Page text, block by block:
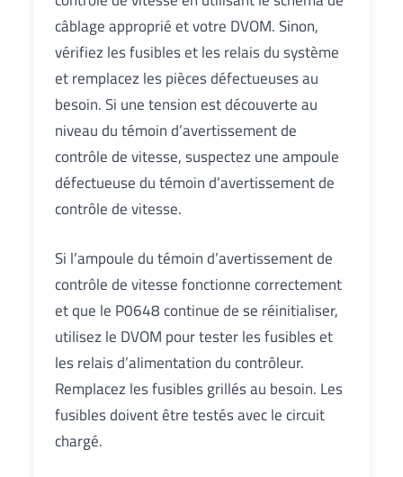
câblage approprié et votre DVOM. Sinon,
vérifiez les fusibles et les relais du système
et remplacez les pièces défectueuses au
besoin. Si une tension est découverte au
niveau du témoin d’avertissement de
contrôle de vitesse, suspectez une ampoule
défectueuse du témoin d’avertissement de
contrôle de vitesse.
Si l’ampoule du témoin d’avertissement de
contrôle de vitesse fonctionne correctement
et que le P0648 continue de se réinitialiser,
utilisez le DVOM pour tester les fusibles et
les relais d’alimentation du contrôleur.
Remplacez les fusibles grillés au besoin. Les
fusibles doivent être testés avec le circuit
chargé.